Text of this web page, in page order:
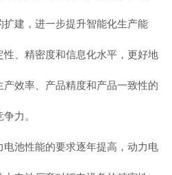
建，进一步提升智能化生产能
、精密度和信息化水平，更好地
效率、产品精度和产品一致性的
力。
电池性能的要求逐年提高，动力电